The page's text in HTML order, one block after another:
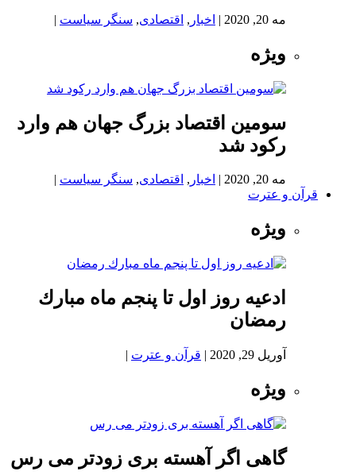
مه 20, 2020 | اخبار , اقتصادی, سنگر سیاست |
ویژه
سومین اقتصاد بزرگ جهان هم وارد
رکود شد
مه 20, 2020 | اخبار , اقتصادی, سنگر سیاست |
قرآن و عترت
ویژه
ادعيه روز اول تا پنجم ماه مبارك
رمضان
آوریل 29, 2020 | قرآن و عترت |
ویژه
گاهی اگر آهسته بری زودتر می رس